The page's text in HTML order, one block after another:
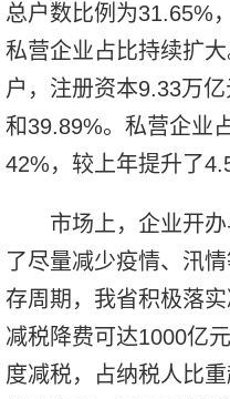
总户数比例为31.65%
私营企业占比持续扩
户，注册资本9.33万
和39.89%。私营企业
42%，较上年提升了
市场上，企业开办
了尽量减少疫情、汛
存周期，我省积极落
减税降费可达1000亿
度减税，占纳税人比